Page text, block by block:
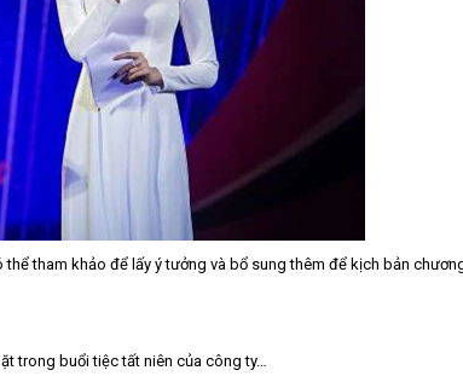
thể tham khảo để lấy ý tưởng và bổ sung thêm để kịch bản
trong buổi tiệc tất niên của công ty…